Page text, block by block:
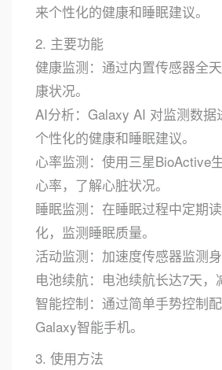
来个性化的健康和睡眠建议。
2. 主要功能
健康监测：通过内置传感器全
康状况。
AI分析：Galaxy AI 对监测数据
个性化的健康和睡眠建议。
心率监测：使用三星BioActive
心率，了解心脏状况。
睡眠监测：在睡眠过程中定期
化，监测睡眠质量。
活动监测：加速度传感器监测身
电池续航：电池续航长达7天，
智能控制：通过简单手势控制
Galaxy智能手机。
3. 使用方法